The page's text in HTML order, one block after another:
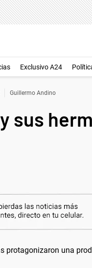
Exclusivo A24
Guillermo Andino
sus